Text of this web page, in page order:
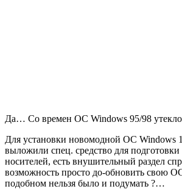
Да… Со времен ОС Windows 95/98
Для установки новомодной ОС Windows
выложили спец. средство для подготовки
носителей, есть внушительный раздел
возможность просто до-обновить свою
подобном нельзя было и подумать ?…